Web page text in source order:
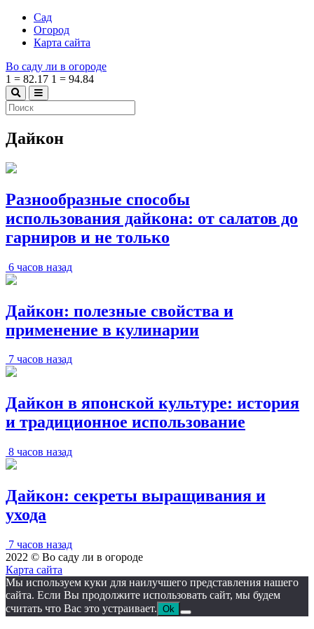
Сад
Огород
Карта сайта
Во саду ли в огороде
1 = 82.17 1 = 94.84
Дайкон
Разнообразные способы
использования дайкона: от салатов до
гарниров и не только
6 часов назад
Дайкон: полезные свойства и
применение в кулинарии
7 часов назад
Дайкон в японской культуре: история
и традиционное использование
8 часов назад
Дайкон: секреты выращивания и
ухода
7 часов назад
2022 © Во саду ли в огороде
Карта сайта
Мы используем куки для наилучшего представления нашего
сайта. Если Вы продолжите использовать сайт, мы будем
считать что Вас это устраивает. Ok